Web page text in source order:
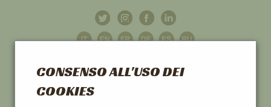
CONSENSO ALL'USO DEI
COOKIES